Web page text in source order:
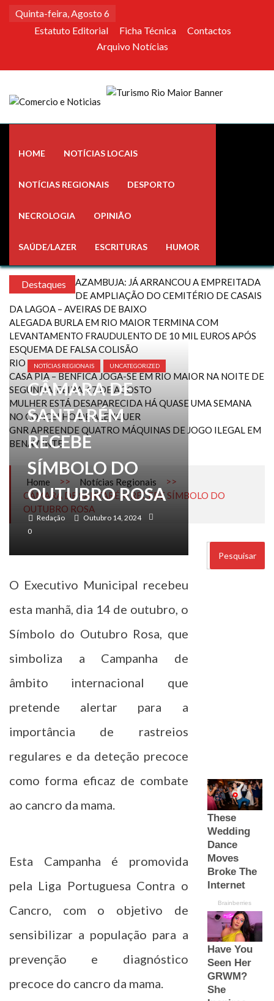
Quinta-feira, Agosto 6
Estatuto Editorial
Ficha Técnica
Contactos
Arquivo Notícias
Comercio e Noticias
Notícias e Publicidade Online
HOME NOTÍCIAS LOCAIS
NOTÍCIAS REGIONAIS DESPORTO
NECROLOGIA OPINIÃO
SAÚDE/LAZER ESCRITURAS HUMOR
Destaques
AZAMBUJA: JÁ ARRANCOU A EMPREITADA
DE AMPLIAÇÃO DO CEMITÉRIO DE CASAIS
DA LAGOA – AVEIRAS DE BAIXO
ALEGADA BURLA EM RIO MAIOR TERMINA COM
LEVANTAMENTO FRAUDULENTO DE 10 MIL EUROS APÓS
ESQUEMA DE FALSA COLISÃO
RIO MAIOR
CASA PIA – BENFICA JOGA-SE EM RIO MAIOR NA NOITE DE
SEGUNDA-FEIRA, 17 DE AGOSTO
MULHER ESTÁ DESAPARECIDA HÁ QUASE UMA SEMANA
NO CONCELHO DE ALENQUER
GNR APREENDE QUATRO MÁQUINAS DE JOGO ILEGAL EM
BENAVENTE
Home >> Notícias Regionais
>>
CÂMARA DE SANTARÉM RECEBE SÍMBOLO DO
OUTUBRO ROSA
NOTÍCIAS REGIONAIS UNCATEGORIZED
CÂMARA DE
SANTARÉM
RECEBE
SÍMBOLO DO
OUTUBRO ROSA
Redação
Outubro 14, 2024
0
O Executivo Municipal recebeu
esta manhã, dia 14 de outubro, o
Símbolo do Outubro Rosa, que
simboliza a Campanha de
âmbito internacional que
pretende alertar para a
importância de rastreios
regulares e da deteção precoce
como forma eficaz de combate
ao cancro da mama.
Esta Campanha é promovida
pela Liga Portuguesa Contra o
Cancro, com o objetivo de
sensibilizar a população para a
prevenção e diagnóstico
precoce do cancro da mama.
por: